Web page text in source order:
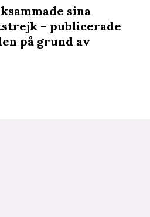
sina
– publicerade
på grund av